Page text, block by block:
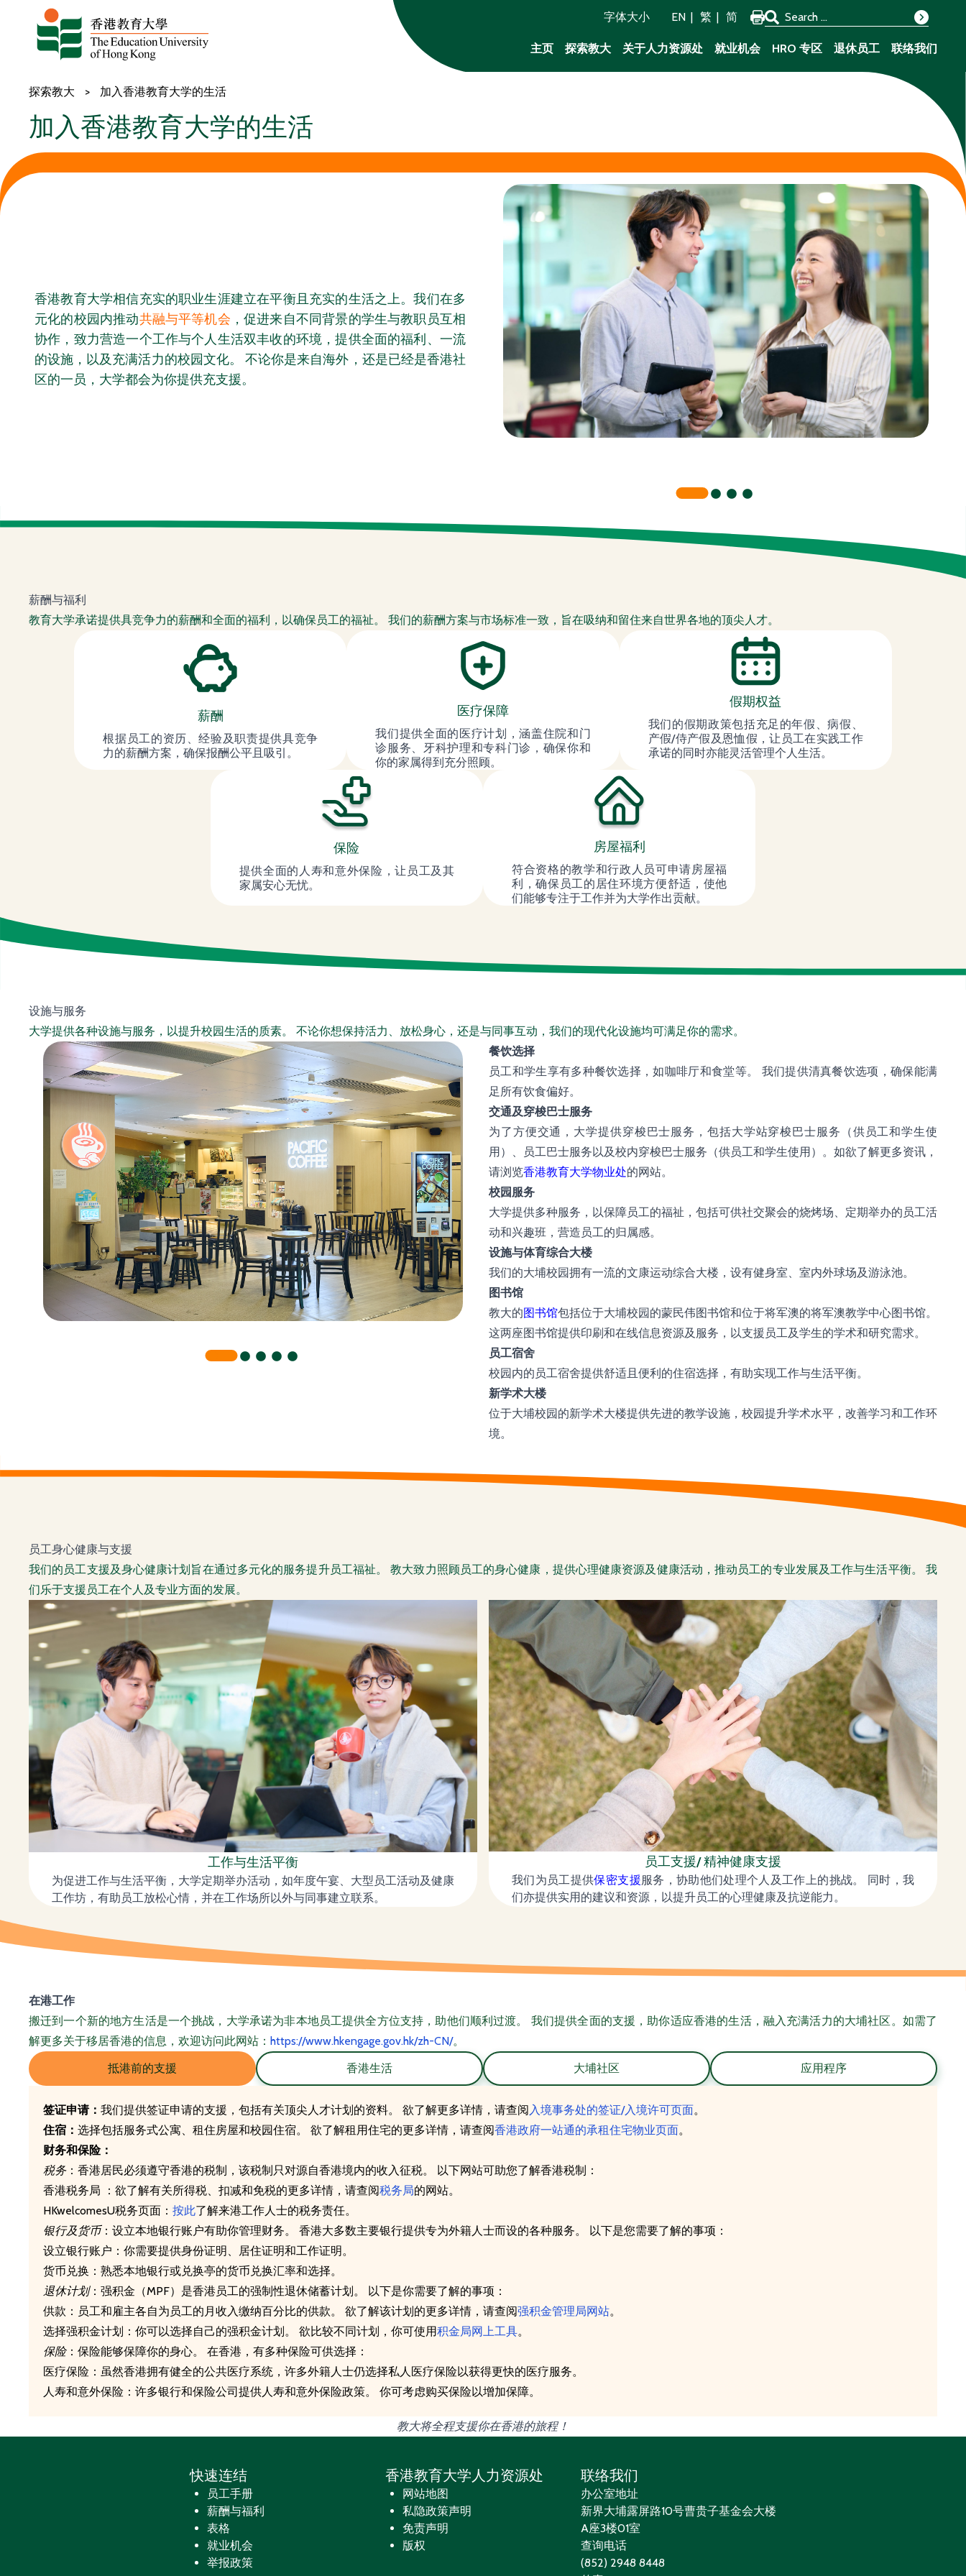
字体大小 EN 繁 简
Search for:
主页
探索教大 关于人力资源处 就业机会 HRO 专区 退休员工 联络我们
探索教大 > 加入香港教育大学的生活
加入香港教育大学的生活
香港教育大学相信充实的职业生涯建立在平衡且充实的生活之上。我们在多
元化的校园内推动共融与平等机会 ，促进来自不同背景的学生与教职员互相
协作，致力营造一个工作与个人生活双丰收的环境，提供全面的福利、一流
的设施，以及充满活力的校园文化。 不论你是来自海外，还是已经是香港社
区的一员，大学都会为你提供充支援。
薪酬与福利
教育大学承诺提供具竞争力的薪酬和全面的福利，以确保员工的福祉。 我们的薪酬方案与市场标准一致，旨在吸纳和留住来自世界各地的顶尖人才。
薪酬
根据员工的资历、经验及职责提供具竞争
力的薪酬方案，确保报酬公平且吸引。
医疗保障
我们提供全面的医疗计划，涵盖住院和门
诊服务、牙科护理和专科门诊，确保你和
你的家属得到充分照顾。
假期权益
我们的假期政策包括充足的年假、病假、
产假/侍产假及恩恤假，让员工在实践工作
承诺的同时亦能灵活管理个人生活。
保险
提供全面的人寿和意外保险，让员工及其
家属安心无忧。
房屋福利
符合资格的教学和行政人员可申请房屋福
利，确保员工的居住环境方便舒适，使他
们能够专注于工作并为大学作出贡献。
设施与服务
大学提供各种设施与服务，以提升校园生活的质素。 不论你想保持活力、放松身心，还是与同事互动，我们的现代化设施均可满足你的需求。
餐饮选择
员工和学生享有多种餐饮选择，如咖啡厅和食堂等。 我们提供清真餐饮选项，确保能满
足所有饮食偏好。
交通及穿梭巴士服务
为了方便交通，大学提供穿梭巴士服务，包括大学站穿梭巴士服务（供员工和学生使
用）、员工巴士服务以及校内穿梭巴士服务（供员工和学生使用）。如欲了解更多资讯，
请浏览香港教育大学物业处的网站。
校园服务
大学提供多种服务，以保障员工的福祉，包括可供社交聚会的烧烤场、定期举办的员工活
动和兴趣班，营造员工的归属感。
设施与体育综合大楼
我们的大埔校园拥有一流的文康运动综合大楼，设有健身室、室内外球场及游泳池。
图书馆
教大的图书馆包括位于大埔校园的蒙民伟图书馆和位于将军澳的将军澳教学中心图书馆。
这两座图书馆提供印刷和在线信息资源及服务，以支援员工及学生的学术和研究需求。
员工宿舍
校园内的员工宿舍提供舒适且便利的住宿选择，有助实现工作与生活平衡。
新学术大楼
位于大埔校园的新学术大楼提供先进的教学设施，校园提升学术水平，改善学习和工作环
境。
员工身心健康与支援
我们的员工支援及身心健康计划旨在通过多元化的服务提升员工福祉。 教大致力照顾员工的身心健康，提供心理健康资源及健康活动，推动员工的专业发展及工作与生活平衡。 我
们乐于支援员工在个人及专业方面的发展。
工作与生活平衡
为促进工作与生活平衡，大学定期举办活动，如年度午宴、大型员工活动及健康
工作坊，有助员工放松心情，并在工作场所以外与同事建立联系。
员工支援/ 精神健康支援
我们为员工提供保密支援服务，协助他们处理个人及工作上的挑战。 同时，我
们亦提供实用的建议和资源，以提升员工的心理健康及抗逆能力。
在港工作
搬迁到一个新的地方生活是一个挑战，大学承诺为非本地员工提供全方位支持，助他们顺利过渡。 我们提供全面的支援，助你适应香港的生活，融入充满活力的大埔社区。如需了
解更多关于移居香港的信息，欢迎访问此网站： https://www.hkengage.gov.hk/zh-CN/。
抵港前的支援
香港生活 大埔社区 应用程序
签证申请： 我们提供签证申请的支援，包括有关顶尖人才计划的资料。 欲了解更多详情，请查阅 入境事务处的签证/入境许可页面。
住宿： 选择包括服务式公寓、租住房屋和校园住宿。 欲了解租用住宅的更多详情，请查阅香港政府一站通的承租住宅物业页面。
财务和保险：
税务：香港居民必须遵守香港的税制，该税制只对源自香港境内的收入征税。 以下网站可助您了解香港税制：
香港税务局 ：欲了解有关所得税、扣减和免税的更多详情，请查阅税务局的网站。
HKwelcomesU税务页面： 按此了解来港工作人士的税务责任。
银行及货币：设立本地银行账户有助你管理财务。 香港大多数主要银行提供专为外籍人士而设的各种服务。 以下是您需要了解的事项：
设立银行账户：你需要提供身份证明、居住证明和工作证明。
货币兑换：熟悉本地银行或兑换亭的货币兑换汇率和选择。
退休计划：强积金（MPF）是香港员工的强制性退休储蓄计划。 以下是你需要了解的事项：
供款：员工和雇主各自为员工的月收入缴纳百分比的供款。 欲了解该计划的更多详情，请查阅强积金管理局网站。
选择强积金计划：你可以选择自己的强积金计划。 欲比较不同计划，你可使用积金局网上工具。
保险：保险能够保障你的身心。 在香港，有多种保险可供选择：
医疗保险：虽然香港拥有健全的公共医疗系统，许多外籍人士仍选择私人医疗保险以获得更快的医疗服务。
人寿和意外保险：许多银行和保险公司提供人寿和意外保险政策。 你可考虑购买保险以增加保障。
教大将全程支援你在香港的旅程！
快速连结
员工手册
薪酬与福利
表格
就业机会
举报政策
香港教育大学人力资源处
网站地图
私隐政策声明
免责声明
版权
联络我们
办公室地址
新界大埔露屏路10号曹贵子基金会大楼
A座3楼01室
查询电话
(852) 2948 8448